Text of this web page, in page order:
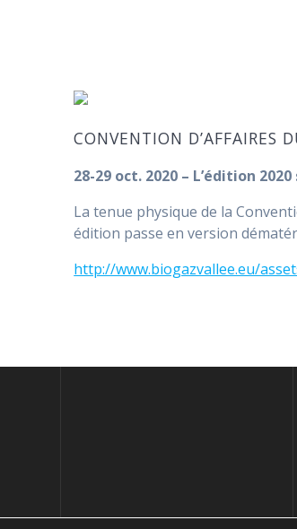
CONVENTION D’AFFAIRES
28-29 oct. 2020 – L’édition
La tenue physique de la
édition passe en version
http://www.biogazvallee.eu/